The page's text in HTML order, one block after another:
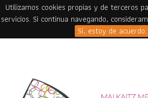
Utilizamos cookies propias y de terceros
servicios. Si continua navegando,
Sí, estoy de acuerdo.